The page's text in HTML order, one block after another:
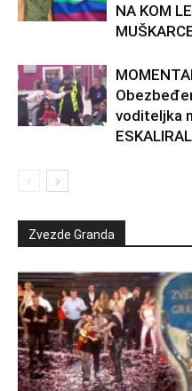
NA KOM
voditeljka
Zvezde Granda